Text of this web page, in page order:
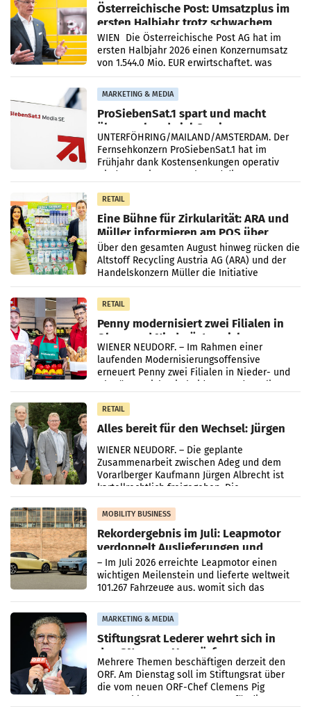
Österreichische Post: Umsatzplus im
ersten Halbjahr trotz schwachem
Briefgeschäft
WIEN Die Österreichische Post AG hat im
ersten Halbjahr 2026 einen Konzernumsatz
von 1.544,0 Mio. EUR erwirtschaftet, was
einem Plus von 3,8 Prozent gegenüber dem
Vergleichszeitraum
MARKETING & MEDIA
ProSiebenSat.1 spart und macht
überraschend viel Gewinn
UNTERFÖHRING/MAILAND/AMSTERDAM. Der
Fernsehkonzern ProSiebenSat.1 hat im
Frühjahr dank Kostensenkungen operativ
wieder Gewinn gemacht und die
RETAIL
Eine Bühne für Zirkularität: ARA und
Müller informieren am POS über
Kreislauffähigkeit
Über den gesamten August hinweg rücken die
Altstoff Recycling Austria AG (ARA) und der
Handelskonzern Müller die Initiative
„Kreislauf-Helden“ in allen österreichischen
Müller-Filialen
RETAIL
Penny modernisiert zwei Filialen in
Ober- und Niederösterreich
WIENER NEUDORF. – Im Rahmen einer
laufenden Modernisierungsoffensive
erneuert Penny zwei Filialen in Nieder- und
Oberösterreich. Die beiden Standorte liegen
RETAIL
Alles bereit für den Wechsel: Jürgen
Albrecht setzt ab 1.1.2027 auf Adeg
WIENER NEUDORF. – Die geplante
Zusammenarbeit zwischen Adeg und dem
Vorarlberger Kaufmann Jürgen Albrecht ist
kartellrechtlich freigegeben: Die
Bundeswettbewerbsbehörde und der
Bundeskartellanwalt
MOBILITY BUSINESS
Rekordergebnis im Juli: Leapmotor
verdoppelt Auslieferungen und
überschreitet die 100.000er-Marke
– Im Juli 2026 erreichte Leapmotor einen
wichtigen Meilenstein und lieferte weltweit
101.267 Fahrzeuge aus, womit sich das
Ergebnis gegenüber Juli 2025 mehr als
verdoppelte (+102
MARKETING & MEDIA
Stiftungsrat Lederer wehrt sich in
den SN gegen Vorwürfe
Mehrere Themen beschäftigen derzeit den
ORF. Am Dienstag soll im Stiftungsrat über
die vom neuen ORF-Chef Clemens Pig
vorgeschlagenen Besetzungen für die